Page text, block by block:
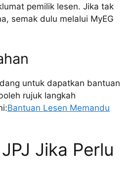
pemilik lesen. Jika tak
semak dulu melalui MyEG
untuk dapatkan bantuan
rujuk langkah
Bantuan Lesen Memandu
Jika Perlu